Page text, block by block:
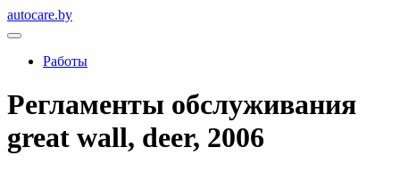
autocare.by
Работы
Регламенты обслуживания
great wall, deer, 2006